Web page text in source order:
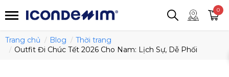
0
Trang chủ Blog
Thời trang
Outfit Đi Chúc Tết 2026 Cho Nam: Lịch Sự, Dễ Phối